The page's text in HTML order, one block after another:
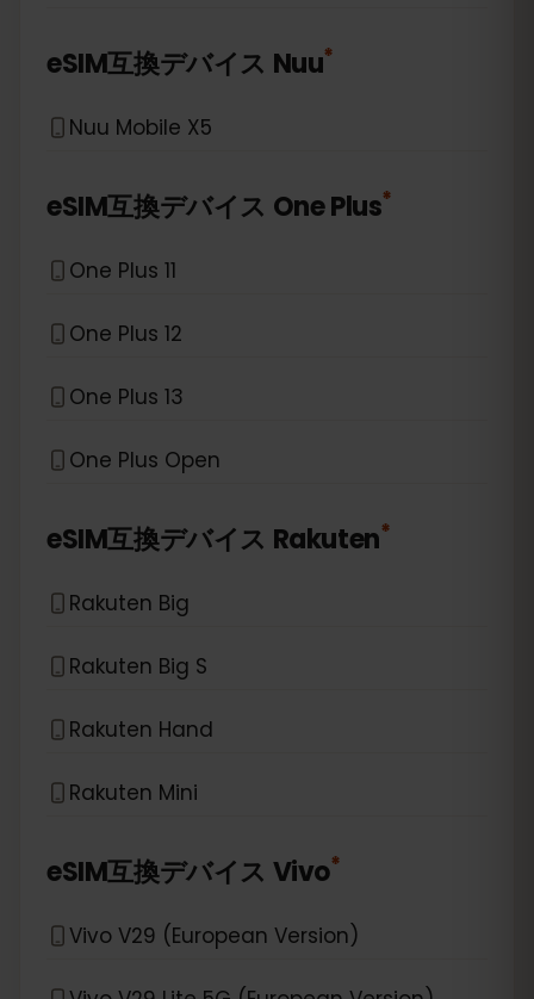
eSIM互換デバイス Nuu*
Nuu Mobile X5
eSIM互換デバイス One Plus*
One Plus 11
One Plus 12
One Plus 13
One Plus Open
eSIM互換デバイス Rakuten*
Rakuten Big
Rakuten Big S
Rakuten Hand
Rakuten Mini
eSIM互換デバイス Vivo*
Vivo V29 (European Version)